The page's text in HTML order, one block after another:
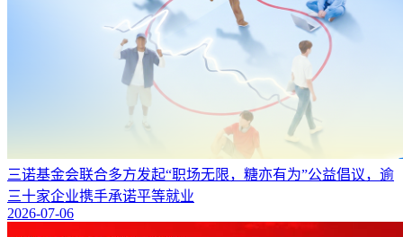
三诺基金会联合多方发起“职场无限，糖亦有为”公益倡议，逾
三十家企业携手承诺平等就业
2026-07-06